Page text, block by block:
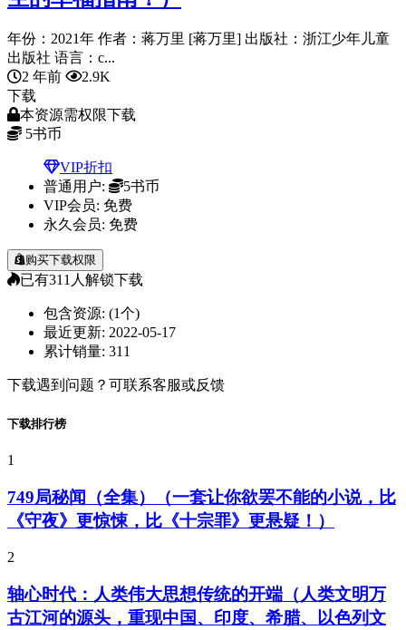
年份：2021年 作者：蒋万里 [蒋万里] 出版社：浙江少年儿童
出版社 语言：c...
2 年前
2.9K
下载
本资源需权限下载
5书币
VIP折扣
普通用户:
5书币
VIP会员: 免费
永久会员: 免费
购买下载权限
已有311人解锁下载
包含资源: (1个)
最近更新: 2022-05-17
累计销量: 311
下载遇到问题？可联系客服或反馈
下载排行榜
1
749局秘闻（全集）（一套让你欲罢不能的小说，比
《守夜》更惊悚，比《十宗罪》更悬疑！）
2
轴心时代：人类伟大思想传统的开端（人类文明万
古江河的源头，重现中国、印度、希腊、以色列文